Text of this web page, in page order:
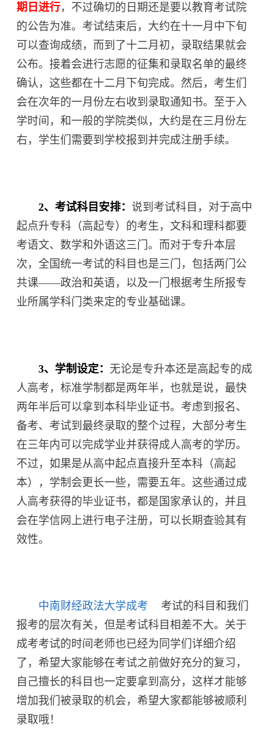
期日进行，不过确切的日期还是要以教育考试院
的公告为准。考试结束后，大约在十一月中下旬
可以查询成绩，而到了十二月初，录取结果就会
公布。接着会进行志愿的征集和录取名单的最终
确认，这些都在十二月下旬完成。然后，考生们
会在次年的一月份左右收到录取通知书。至于入
学时间，和一般的学院类似，大约是在三月份左
右，学生们需要到学校报到并完成注册手续。
2、考试科目安排：说到考试科目，对于高中
起点升专科（高起专）的考生，文科和理科都要
考语文、数学和外语这三门。而对于专升本层
次，全国统一考试的科目也是三门，包括两门公
共课——政治和英语，以及一门根据考生所报专
业所属学科门类来定的专业基础课。
3、学制设定： 无论是专升本还是高起专的成
人高考，标准学制都是两年半，也就是说，最快
两年半后可以拿到本科毕业证书。考虑到报名、
备考、考试到最终录取的整个过程，大部分考生
在三年内可以完成学业并获得成人高考的学历。
不过，如果是从高中起点直接升至本科（高起
本），学制会更长一些，需要五年。这些通过成
人高考获得的毕业证书，都是国家承认的，并且
会在学信网上进行电子注册，可以长期查验其有
效性。
中南财经政法大学成考
考试的科目和我们
报考的层次有关，但是考试科目相差不大。关于
成考考试的时间老师也已经为同学们详细介绍
了，希望大家能够在考试之前做好充分的复习，
自己擅长的科目也一定要拿到高分，这样才能够
增加我们被录取的机会，希望大家都能够被顺利
录取哦！